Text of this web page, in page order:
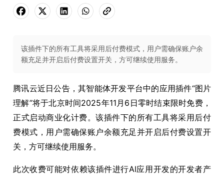
该插件下的所有工具将采用后付费模式，用户需确保账户余
额充足并开启后付费设置开关，方可继续使用服务。
腾讯云近日公告，其智能体开发平台中的应用插件“图片
理解”将于北京时间2025年11月6日零时结束限时免费，
正式启动商业化计费。该插件下的所有工具将采用后付
费模式，用户需确保账户余额充足并开启后付费设置开
关，方可继续使用服务。
此次收费可能对依赖该插件进行AI应用开发的开发者产